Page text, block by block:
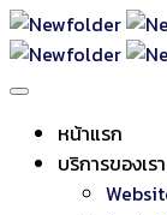
หน้าแรก
บริการของเรา